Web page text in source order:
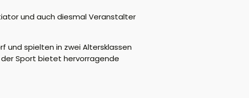
und auch diesmalVeranstalter
und spielten in zwei Altersklassen
Sport bietet hervorragende